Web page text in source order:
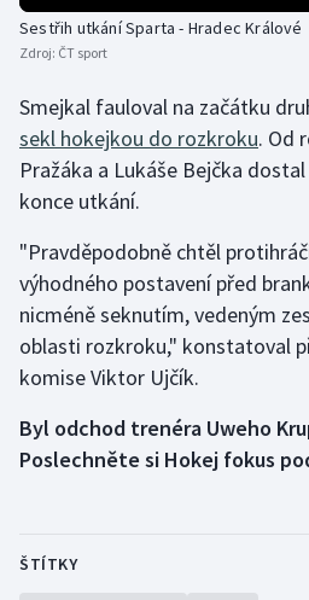
Judo
Krasobruslení
Lezení
Moderní pětiboj
Motorsport
Olympijské hry
Parasport
Plážový volejbal
Sestřih utkání Sparta - Hradec Králové
Zdroj: ČT sport
Smejkal fauloval na začátku
sekl hokejkou do rozkroku. Od
Pražáka a Lukáše Bejčka
konce utkání.
"Pravděpodobně chtěl
výhodného postavení před
nicméně seknutím, vedeným
oblasti rozkroku," konstatoval
komise Viktor Ujčík.
Byl odchod trenéra Uweho
Poslechněte si Hokej fokus
ŠTÍTKY